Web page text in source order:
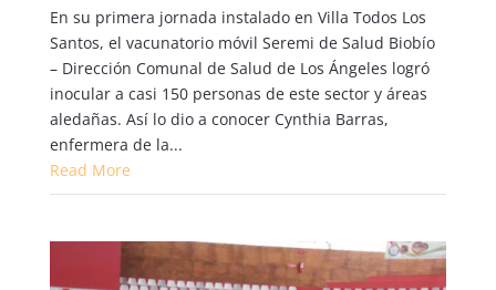
En su primera jornada instalado en Villa Todos Los
Santos, el vacunatorio móvil Seremi de Salud Biobío
– Dirección Comunal de Salud de Los Ángeles logró
inocular a casi 150 personas de este sector y áreas
aledañas. Así lo dio a conocer Cynthia Barras,
enfermera de la...
Read More